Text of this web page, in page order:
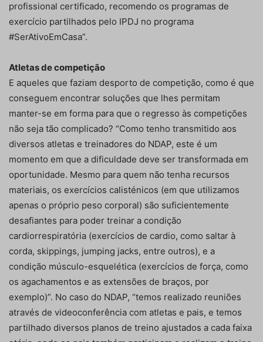
profissional certificado, recomendo os programas de
exercício partilhados pelo IPDJ no programa
#SerAtivoEmCasa”.
Atletas de competição
E aqueles que faziam desporto de competição, como é que
conseguem encontrar soluções que lhes permitam
manter-se em forma para que o regresso às competições
não seja tão complicado? “Como tenho transmitido aos
diversos atletas e treinadores do NDAP, este é um
momento em que a dificuldade deve ser transformada em
oportunidade. Mesmo para quem não tenha recursos
materiais, os exercícios calisténicos (em que utilizamos
apenas o próprio peso corporal) são suficientemente
desafiantes para poder treinar a condição
cardiorrespiratória (exercícios de cardio, como saltar à
corda, skippings, jumping jacks, entre outros), e a
condição músculo-esquelética (exercícios de força, como
os agachamentos e as extensões de braços, por
exemplo)”. No caso do NDAP, “temos realizado reuniões
através de videoconferência com atletas e pais, e temos
partilhado diversos planos de treino ajustados a cada faixa